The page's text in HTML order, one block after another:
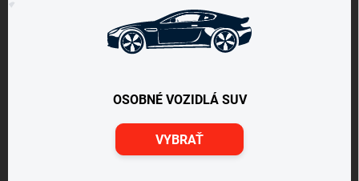
OSOBNÉ VOZIDLÁ SUV
VYBRAŤ